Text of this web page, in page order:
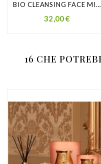
BIO CLEANSING FACE MILK
Prezzo
32,00 €
16 CHE